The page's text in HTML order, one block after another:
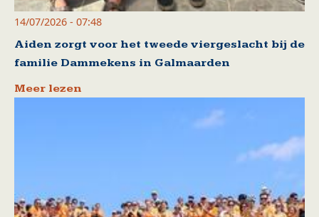
14/07/2026 - 07:48
Aiden zorgt voor het tweede viergeslacht bij de
familie Dammekens in Galmaarden
Meer lezen